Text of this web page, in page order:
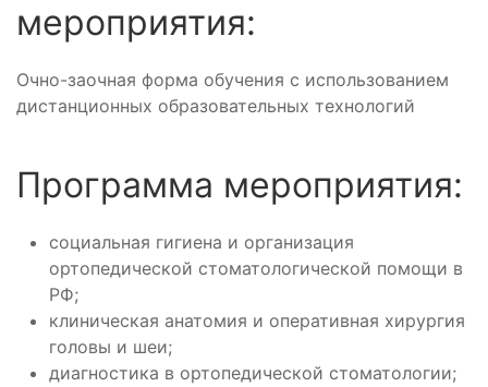
мероприятия:
Очно-заочная форма обучения с использованием
дистанционных образовательных технологий
Программа мероприятия:
социальная гигиена и организация
ортопедической стоматологической помощи в
РФ;
клиническая анатомия и оперативная хирургия
головы и шеи;
диагностика в ортопедической стоматологии;